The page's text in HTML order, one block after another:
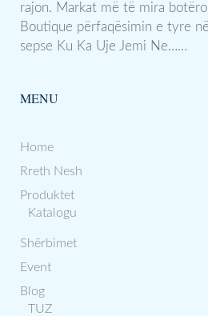
rajon. Markat më të mira
Boutique përfaqësimin e tyre
sepse Ku Ka Uje Jemi Ne……
MENU
Home
Rreth Nesh
Produktet
Katalogu
Shërbimet
Event
Blog
TUZ